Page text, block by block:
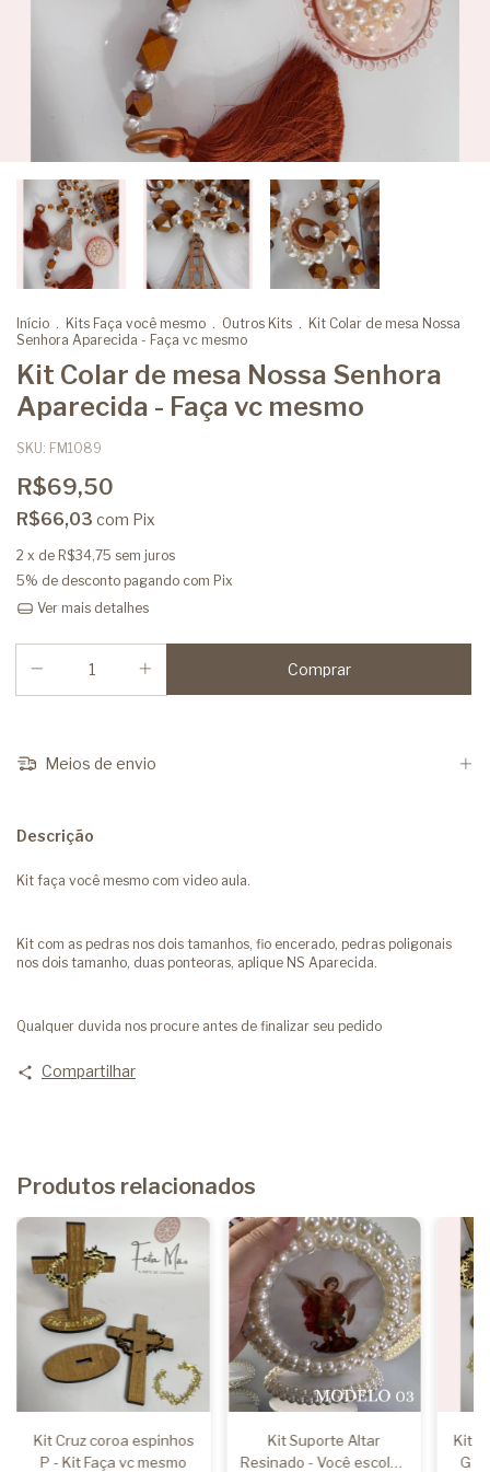
Início . Kits Faça você mesmo . Outros Kits . Kit Colar de mesa Nossa
Senhora Aparecida - Faça vc mesmo
Kit Colar de mesa Nossa Senhora
Aparecida - Faça vc mesmo
SKU: FM1089
R$69,50
R$66,03 com Pix
2 x de R$34,75 sem juros
5% de desconto pagando com Pix
Ver mais detalhes
Meios de envio
Descrição
Kit faça você mesmo com video aula.
Kit com as pedras nos dois tamanhos, fio encerado, pedras poligonais
nos dois tamanho, duas ponteoras, aplique NS Aparecida.
Qualquer duvida nos procure antes de finalizar seu pedido
Compartilhar
Produtos relacionados
Kit Cruz coroa espinhos
P - Kit Faça vc mesmo
Kit Suporte Altar
Resinado - Você escolhe
Kit
G -